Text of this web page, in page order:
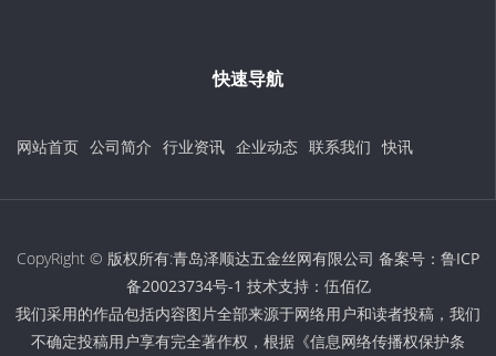
快速导航
网站首页 公司简介 行业资讯 企业动态 联系我们 快讯
CopyRight © 版权所有:青岛泽顺达五金丝网有限公司 备案号： 鲁ICP
备20023734号-1 技术支持： 伍佰亿
我们采用的作品包括内容图片全部来源于网络用户和读者投稿，我们
不确定投稿用户享有完全著作权，根据《信息网络传播权保护条